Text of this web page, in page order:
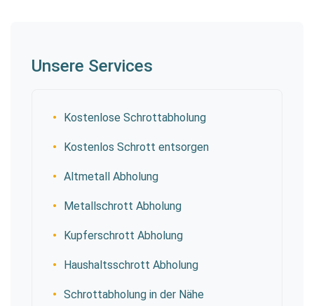
Unsere Services
Kostenlose Schrottabholung
Kostenlos Schrott entsorgen
Altmetall Abholung
Metallschrott Abholung
Kupferschrott Abholung
Haushaltsschrott Abholung
Schrottabholung in der Nähe